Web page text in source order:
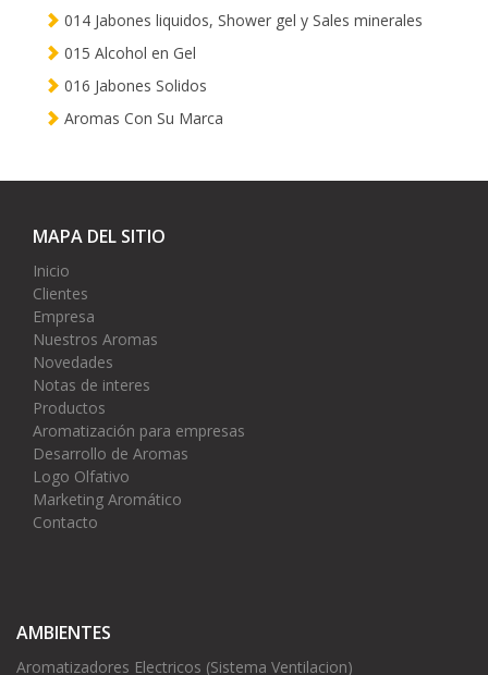
014 Jabones liquidos, Shower gel y Sales minerales
015 Alcohol en Gel
016 Jabones Solidos
Aromas Con Su Marca
MAPA DEL SITIO
Inicio
Clientes
Empresa
Nuestros Aromas
Novedades
Notas de interes
Productos
Aromatización para empresas
Desarrollo de Aromas
Logo Olfativo
Marketing Aromático
Contacto
AMBIENTES
Aromatizadores Electricos (Sistema Ventilacion)